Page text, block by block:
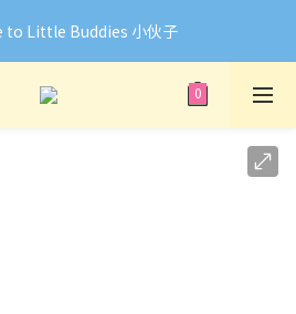
to Little Buddies 小伙子
to Little Buddies 小伙子
品價錢未能正確顯示🙏下單前可先
Messenger與我們聯絡❤️